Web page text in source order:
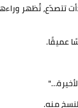
تتصدّع، تُظهر
عميقًا.
منه.